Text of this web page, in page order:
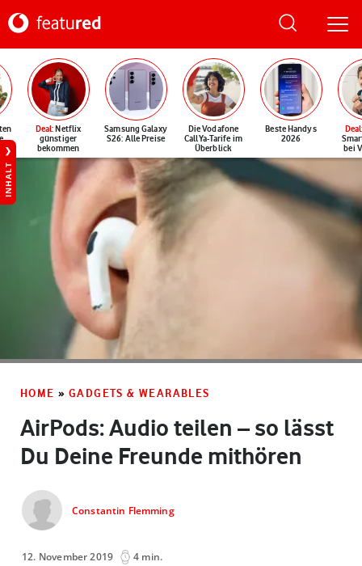
Deal: Netflix
günstiger
bekommen
Samsung Galaxy
S26: Alle Preise
Die Vodafone
CallYa-Tarife im
Überblick
Beste Handys
2026
Deal
bei
INHALT
HOME » GADGETS & WEARABLES
AirPods: Audio teilen – so lässt
Du Deine Freunde mithören
Constantin Flemming
12. November 2019 4 min.